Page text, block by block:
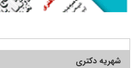
شهریه دکتری